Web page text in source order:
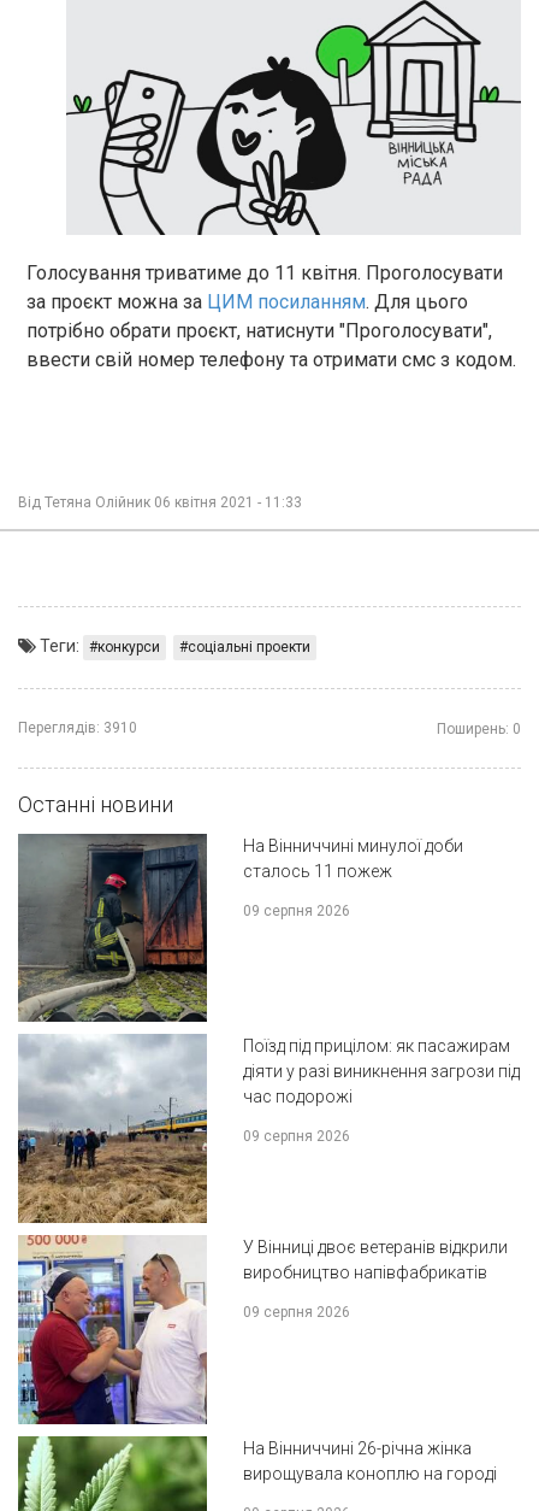
Голосування триватиме до 11 квітня. Проголосувати
за проєкт можна за ЦИМ посиланням. Для цього
потрібно обрати проєкт, натиснути "Проголосувати",
ввести свій номер телефону та отримати смс з кодом.
Від Тетяна Олійник 06 квітня 2021 - 11:33
Теги: конкурси соціальні проекти
Переглядів: 3910 Поширень: 0
Останні новини
На Вінниччині минулої доби
сталось 11 пожеж
09 серпня 2026
Поїзд під прицілом: як пасажирам
діяти у разі виникнення загрози під
час подорожі
09 серпня 2026
У Вінниці двоє ветеранів відкрили
виробництво напівфабрикатів
09 серпня 2026
На Вінниччині 26-річна жінка
вирощувала коноплю на городі